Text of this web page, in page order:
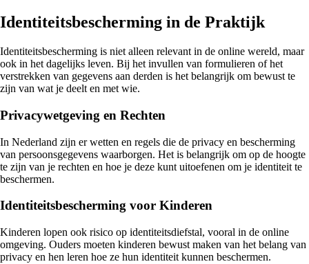
Identiteitsbescherming in de Praktijk
Identiteitsbescherming is niet alleen relevant in de online wereld, maar
ook in het dagelijks leven. Bij het invullen van formulieren of het
verstrekken van gegevens aan derden is het belangrijk om bewust te
zijn van wat je deelt en met wie.
Privacywetgeving en Rechten
In Nederland zijn er wetten en regels die de privacy en bescherming
van persoonsgegevens waarborgen. Het is belangrijk om op de hoogte
te zijn van je rechten en hoe je deze kunt uitoefenen om je identiteit te
beschermen.
Identiteitsbescherming voor Kinderen
Kinderen lopen ook risico op identiteitsdiefstal, vooral in de online
omgeving. Ouders moeten kinderen bewust maken van het belang van
privacy en hen leren hoe ze hun identiteit kunnen beschermen.